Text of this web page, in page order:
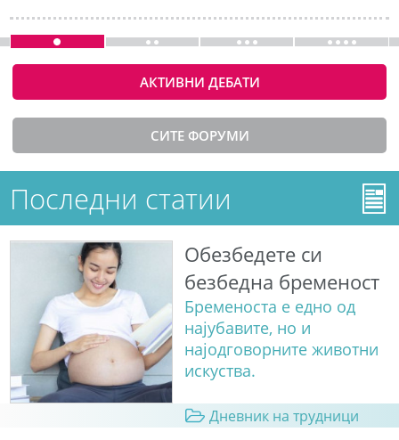
АКТИВНИ ДЕБАТИ
СИТЕ ФОРУМИ
Последни статии
Обезбедете си
безбедна бременост
Бременоста е едно од
најубавите, но и
најодговорните животни
искуства.
Дневник на трудници